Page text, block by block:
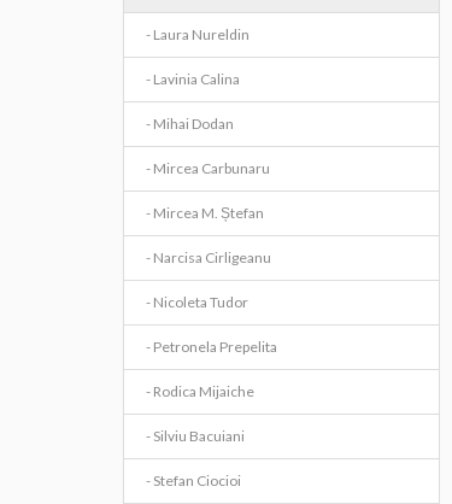
- Laura Nureldin
- Lavinia Calina
- Mihai Dodan
- Mircea Carbunaru
- Mircea M. Ștefan
- Narcisa Cirligeanu
- Nicoleta Tudor
- Petronela Prepelita
- Rodica Mijaiche
- Silviu Bacuiani
- Stefan Ciocioi